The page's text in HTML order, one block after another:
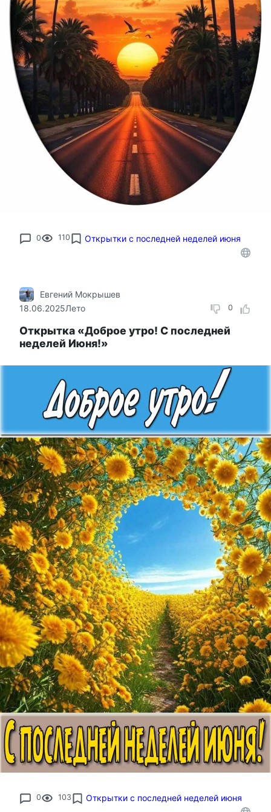
0 110 Открытки с последней неделей июня
0
Евгений Мокрышев
18.06.2025Лето
Открытка «Доброе утро! С последней
неделей Июня!»
0 103 Открытки с последней неделей июня